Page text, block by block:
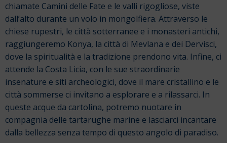
chiamate Camini delle Fate e le valli rigogliose, viste
dall’alto durante un volo in mongolfiera. Attraverso le
chiese rupestri, le città sotterranee e i monasteri antichi,
raggiungeremo Konya, la città di Mevlana e dei Dervisci,
dove la spiritualità e la tradizione prendono vita. Infine, ci
attende la Costa Licia, con le sue straordinarie
insenature e siti archeologici, dove il mare cristallino e le
città sommerse ci invitano a esplorare e a rilassarci. In
queste acque da cartolina, potremo nuotare in
compagnia delle tartarughe marine e lasciarci incantare
dalla bellezza senza tempo di questo angolo di paradiso.